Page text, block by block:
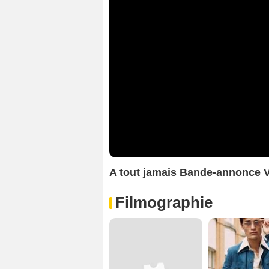
A tout jamais Bande-annonce
Filmographie